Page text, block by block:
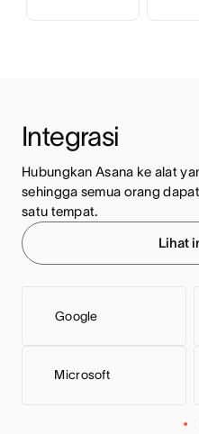
Integrasi
Hubungkan Asana ke alat
sehingga semua orang
satu tempat.
Lihat
Google
Microsoft